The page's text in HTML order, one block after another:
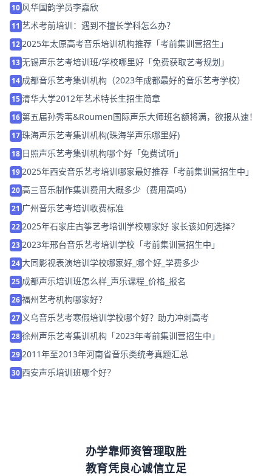
10 风华国韵学员李嘉欣
11 艺术考前培训：遇到不擅长学科怎么办？
12 2025年太原高考音乐培训机构推荐「考前集训营招生」
13无锡声乐艺考培训班/学校哪里好「免费获取艺考规划」
14 成都音乐艺考集训机构（2023年成都最好的音乐艺考学校）
15清华大学2012年艺术特长生招生简章
16 第五届孙秀苇&Roumen国际声乐大师班名额将满，欲报从速！
17珠海声乐艺考集训机构(珠海学声乐哪里好)
18 日照声乐艺考集训机构哪个好「免费试听」
19 2025年西安音乐艺考培训哪家最好推荐「考前集训营招生中」
20高三音乐制作集训费用大概多少（费用高吗）
21 广州音乐艺考培训收费标准
22 2025年石家庄古筝艺考培训学校哪家好 家长该如何选择？
23 2023年邢台音乐艺考培训学校「考前集训营招生中」
24大同影视表演培训学校哪家好_哪个好_学费多少
25 成都声乐培训班怎么样_声乐课程_价格_报名
26福州艺考机构哪家好？
27 义乌音乐艺考寒假培训学校哪个好？助力冲刺高考
28徐州声乐艺考集训机构「2023年考前集训营招生中」
29 2011年至2013年河南省音乐类统考真题汇总
30西安声乐培训班哪个好？
办学靠师资管理取胜
教育凭良心诚信立足